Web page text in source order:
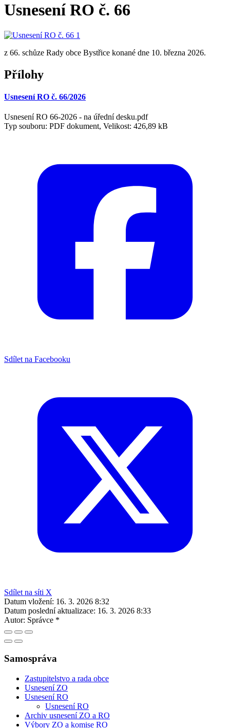
Usnesení RO č. 66
z 66. schůze Rady obce Bystřice konané dne 10. března 2026.
Přílohy
Usnesení RO č. 66/2026
Usnesení RO 66-2026 - na úřední desku.pdf
Typ souboru: PDF dokument, Velikost: 426,89 kB
Sdílet na Facebooku
Sdílet na síti X
Datum vložení: 16. 3. 2026 8:32
Datum poslední aktualizace: 16. 3. 2026 8:33
Autor: Správce *
Samospráva
Zastupitelstvo a rada obce
Usnesení ZO
Usnesení RO
Usnesení RO
Archiv usnesení ZO a RO
Výbory ZO a komise RO